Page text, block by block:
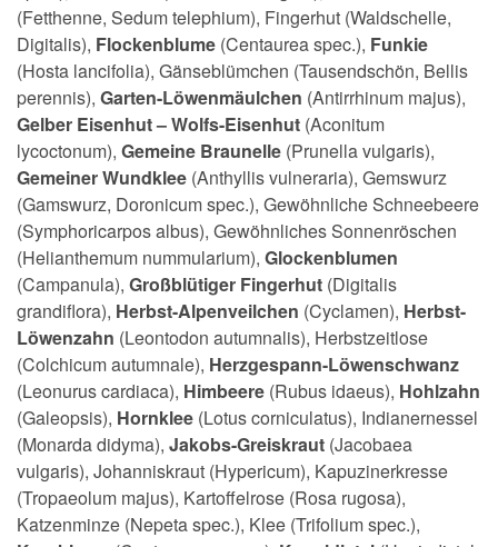
(Fetthenne, Sedum telephium), Fingerhut (Waldschelle,
Digitalis), Flockenblume (Centaurea spec.), Funkie
(Hosta lancifolia), Gänseblümchen (Tausendschön, Bellis
perennis), Garten-Löwenmäulchen (Antirrhinum majus),
Gelber Eisenhut – Wolfs-Eisenhut (Aconitum
lycoctonum), Gemeine Braunelle (Prunella vulgaris),
Gemeiner Wundklee (Anthyllis vulneraria), Gemswurz
(Gamswurz, Doronicum spec.), Gewöhnliche Schneebeere
(Symphoricarpos albus), Gewöhnliches Sonnenröschen
(Helianthemum nummularium), Glockenblumen
(Campanula), Großblütiger Fingerhut (Digitalis
grandiflora), Herbst-Alpenveilchen (Cyclamen), Herbst-
Löwenzahn (Leontodon autumnalis), Herbstzeitlose
(Colchicum autumnale), Herzgespann-Löwenschwanz
(Leonurus cardiaca), Himbeere (Rubus idaeus), Hohlzahn
(Galeopsis), Hornklee (Lotus corniculatus), Indianernessel
(Monarda didyma), Jakobs-Greiskraut (Jacobaea
vulgaris), Johanniskraut (Hypericum), Kapuzinerkresse
(Tropaeolum majus), Kartoffelrose (Rosa rugosa),
Katzenminze (Nepeta spec.), Klee (Trifolium spec.),